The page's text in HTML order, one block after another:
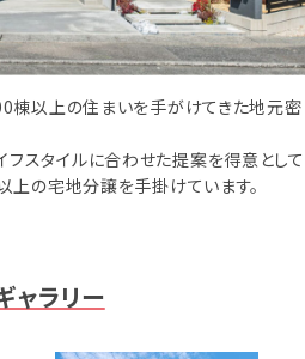
以上の住まいを手がけてきた地元密
スタイルに合わせた提案を得意として
上の宅地分譲を手掛けています。
ャラリー